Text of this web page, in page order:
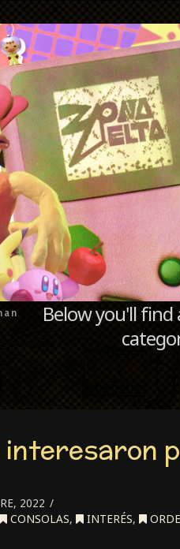
Below you'll
interesaron
2022
CONSOLAS, INTERÉS,